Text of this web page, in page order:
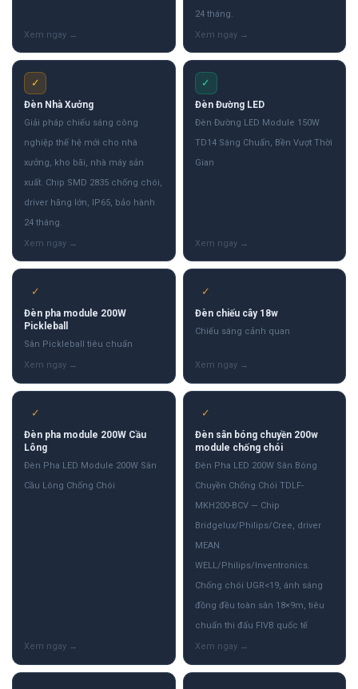
24 tháng.
✓
Đèn Nhà Xưởng
Giải pháp chiếu sáng công
nghiệp thế hệ mới cho nhà
xưởng, kho bãi, nhà máy sản
xuất. Chip SMD 2835 chống chói,
driver hãng lớn, IP65, bảo hành
24 tháng.
✓
Đèn Đường LED
Đèn Đường LED Module 150W
TD14 Sáng Chuẩn, Bền Vượt Thời
Gian
✓
Đèn pha module 200W
Pickleball
Sân Pickleball tiêu chuẩn
✓
Đèn chiếu cây 18w
Chiếu sáng cảnh quan
✓
Đèn pha module 200W Cầu
Lông
Đèn Pha LED Module 200W Sân
Cầu Lông Chống Chói
✓
Đèn sân bóng chuyền 200w
module chống chói
Đèn Pha LED 200W Sân Bóng
Chuyền Chống Chói TDLF-
MKH200-BCV — Chip
Bridgelux/Philips/Cree, driver
MEAN
WELL/Philips/Inventronics.
Chống chói UGR<19, ánh sáng
đồng đều toàn sân 18×9m, tiêu
chuẩn thi đấu FIVB quốc tế